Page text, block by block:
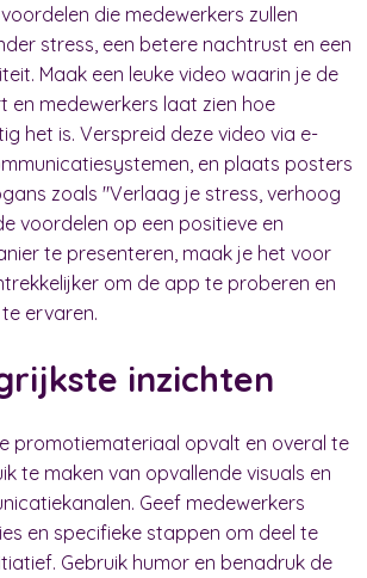
die medewerkers zullen
stress, een betere nachtrust en een
Maak een leuke video waarin je de
en medewerkers laat zien hoe
het is. Verspreid deze video via e-
en plaats posters
zoals "Verlaag je stress, verhoog
voordelen op een positieve en
te presenteren, maak je het voor
om de app te proberen en
ervaren.
inzichten
promotiemateriaal opvalt en overal te
te maken van opvallende visuals en
Geef medewerkers
en specifieke stappen om deel te
Gebruik humor en benadruk de